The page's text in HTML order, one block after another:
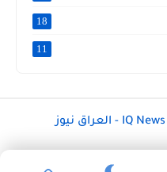
18
11
IQ News - العراق نيوز